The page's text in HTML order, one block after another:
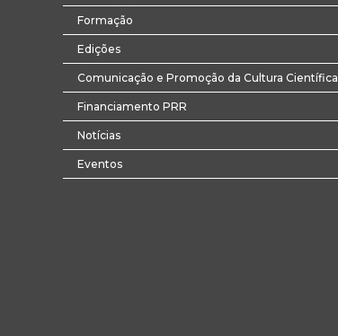
Formação
Edições
Comunicação e Promoção da Cultura Científica
Financiamento PRR
Notícias
Eventos